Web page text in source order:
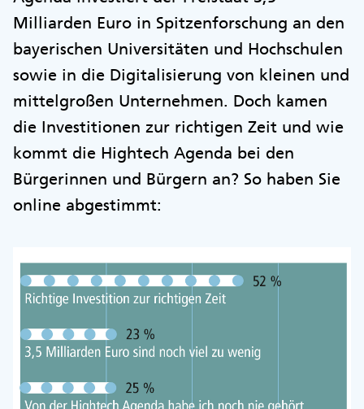
Milliarden Euro in Spitzenforschung an den
bayerischen Universitäten und Hochschulen
sowie in die Digitalisierung von kleinen und
mittelgroßen Unternehmen. Doch kamen
die Investitionen zur richtigen Zeit und wie
kommt die Hightech Agenda bei den
Bürgerinnen und Bürgern an? So haben Sie
online abgestimmt: